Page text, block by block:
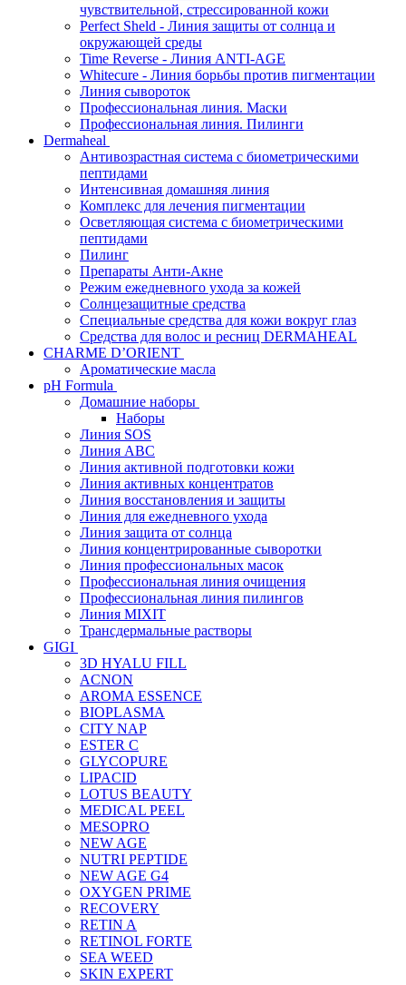
чувствительной, стрессированной кожи
Perfect Sheld - Линия защиты от солнца и
окружающей среды
Time Reverse - Линия ANTI-AGE
Whitecure - Линия борьбы против пигментации
Линия сывороток
Профессиональная линия. Маски
Профессиональная линия. Пилинги
Dermaheal
Антивозрастная система с биометрическими
пептидами
Интенсивная домашняя линия
Комплекс для лечения пигментации
Осветляющая система с биометрическими
пептидами
Пилинг
Препараты Анти-Акне
Режим ежедневного ухода за кожей
Солнцезащитные средства
Специальные средства для кожи вокруг глаз
Средства для волос и ресниц DERMAHEAL
CHARME D’ORIENT
Ароматические масла
pH Formula
Домашние наборы
Наборы
Линия SOS
Линия АВС
Линия активной подготовки кожи
Линия активных концентратов
Линия восстановления и защиты
Линия для ежедневного ухода
Линия защита от солнца
Линия концентрированные сыворотки
Линия профессиональных масок
Профессиональная линия очищения
Профессиональная линия пилингов
Линия MIXIT
Трансдермальные растворы
GIGI
3D HYALU FILL
ACNON
AROMA ESSENCE
BIOPLASMA
CITY NAP
ESTER C
GLYCOPURE
LIPACID
LOTUS BEAUTY
MEDICAL PEEL
MESOPRO
NEW AGE
NUTRI PEPTIDE
NEW AGE G4
OXYGEN PRIME
RECOVERY
RETIN A
RETINOL FORTE
SEA WEED
SKIN EXPERT